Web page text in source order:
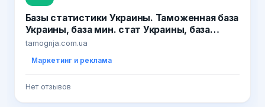
Базы статистики Украины. Таможенная база
Украины, база мин. стат Украины, база
предприятий, база ГНАУ
tamognja.com.ua
Маркетинг и реклама
Нет отзывов